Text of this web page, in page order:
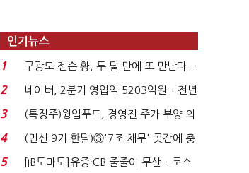
인기뉴스
1
구광모-젠슨 황, 두 달 만에 또 만난다…
로봇·AI 등 논...
2
네이버, 2분기 영업익 5203억원…전년
비 0.2% 감소...
3
(특징주)윙입푸드, 경영진 주가 부양 의
지에 상한가...
4
(민선 9기 한달)③'7조 채무' 곳간에 충
격…추미애, 20년...
5
[IB토마토]유증·CB 줄줄이 무산…코스